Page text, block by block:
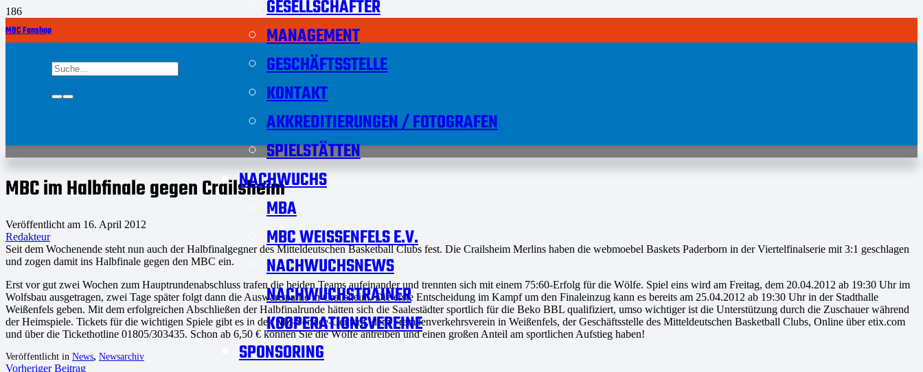
MBC Fanshop
GESELLSCHAFTER
MANAGEMENT
GESCHÄFTSSTELLE
KONTAKT
AKKREDITIERUNGEN / FOTOGRAFEN
SPIELSTÄTTEN
NACHWUCHS
MBA
MBC WEISSENFELS E.V.
NACHWUCHSNEWS
NACHWUCHSTRAINER
KOOPERATIONSVEREINE
SPONSORING
MBC im Halbfinale gegen Crailsheim
Veröffentlicht am 16. April 2012
Redakteur
Seit dem Wochenende steht nun auch der Halbfinalgegner des Mitteldeutschen Basketball Clubs fest. Die Crailsheim Merlins haben die webmoebel Baskets Paderborn in der Viertelfinalserie mit 3:1 geschlagen
und zogen damit ins Halbfinale gegen den MBC ein.
Erst vor gut zwei Wochen zum Hauptrundenabschluss trafen die beiden Teams aufeinander und trennten sich mit einem 75:60-Erfolg für die Wölfe. Spiel eins wird am Freitag, dem 20.04.2012 ab 19:30 Uhr im
Wolfsbau ausgetragen, zwei Tage später folgt dann die Auswärtspartie in Crailsheim. Die erste Entscheidung im Kampf um den Finaleinzug kann es bereits am 25.04.2012 ab 19:30 Uhr in der Stadthalle
Weißenfels geben. Mit dem erfolgreichen Abschließen der Halbfinalrunde hätten sich die Saalestädter sportlich für die Beko BBL qualifiziert, umso wichtiger ist die Unterstützung durch die Zuschauer während
der Heimspiele. Tickets für die wichtigen Spiele gibt es in den MZ-Service-Centern, dem Fremdenverkehrsverein in Weißenfels, der Geschäftsstelle des Mitteldeutschen Basketball Clubs, Online über etix.com
und über die Tickethotline 01805/303435. Schon ab 6,50 € können Sie die Wölfe antreiben und einen großen Anteil am sportlichen Aufstieg haben!
Veröffentlicht in News, Newsarchiv
Vorheriger Beitrag